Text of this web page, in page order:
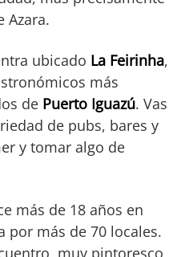
Azara.
ubicado La Feirinha,
más
de Puerto Iguazú. Vas
de pubs, bares y
y tomar algo de
más de 18 años en
por más de 70 locales.